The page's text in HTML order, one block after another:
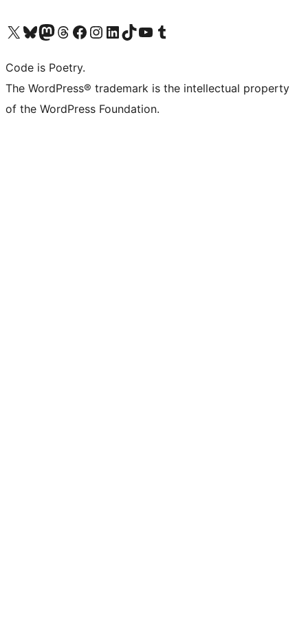
Navštivte náš účet na X (dříve Twitter)
Navštivte náš Bluesky účetNavštivte náš účet Mastodon
Navštivte náš Threads účetNavštivte naši stránku na Facebooku
Navštivte náš Instagram účetNavštivte náš LinkedIn účetNavštivte náš TikTok účetNavštivte náš YouTube kanálNavštivte náš Tumblr účet
Code is Poetry.
The WordPress® trademark is the intellectual property
of the WordPress Foundation.